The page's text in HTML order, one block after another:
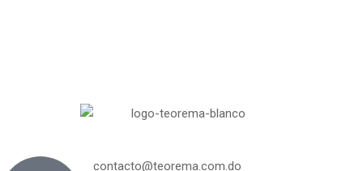
contacto@teorema.com.do